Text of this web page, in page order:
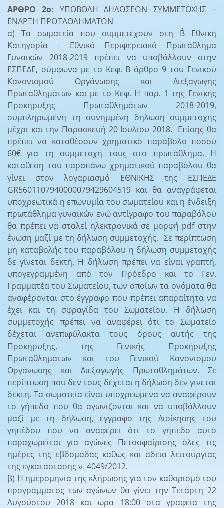
ΑΡΘΡΟ 2ο: ΥΠΟΒΟΛΗ ΔΗΛΩΣΕΩΝ ΣΥΜΜΕΤΟΧΗΣ –
ΕΝΑΡΞΗ ΠΡΩΤΑΘΛΗΜΑΤΩΝ
α) Τα σωματεία που συμμετέχουν στη Β΄ Εθνική
Κατηγορία - Εθνικό Περιφερειακό Πρωτάθλημα
Γυναικών 2018-2019 πρέπει να υποβάλλουν στην
ΕΣΠΕΔΕ, σύμφωνα με το Κεφ. Β άρθρο 9 του Γενικού
Κανονισμού Οργάνωσης και Διεξαγωγής
Πρωταθλημάτων και με το Κεφ. Η παρ. 1 της Γενικής
Προκήρυξης Πρωταθλημάτων 2018-2019,
συμπληρωμένη τη συνημμένη δήλωση συμμετοχής
μέχρι και την Παρασκευή 20 Ιουλίου 2018. Επίσης θα
πρέπει να καταθέσουν χρηματικό παράβολο ποσού
60€ για τη συμμετοχή τους στο πρωτάθλημα. Η
κατάθεση του παραπάνω χρηματικού παραβόλου θα
γίνει στον λογαριασμό ΕΘΝΙΚΗΣ της ΕΣΠΕΔΕ
GR5601107940000079429604519 και θα αναγράφεται
υποχρεωτικά η επωνυμία του σωματείου και η ένδειξη
πρωτάθλημα γυναικών ενώ αντίγραφο του παραβόλου
θα πρέπει να σταλεί ηλεκτρονικά σε μορφή pdf στην
ένωση μαζί με τη δήλωση συμμετοχής. Σε περίπτωση
μη καταβολής του παραβόλου η δήλωση συμμετοχής
δε γίνεται δεκτή. Η δήλωση πρέπει να είναι γραπτή,
υπογεγραμμένη από τον Πρόεδρο και το Γεν.
Γραμματέα του Σωματείου, των οποίων τα ονόματα θα
αναφέρονται στο έγγραφο που πρέπει απαραίτητα να
έχει και τη σφραγίδα του Σωματείου. Η δήλωση
συμμετοχής πρέπει να αναφέρει ότι το Σωματείο
δέχεται ανεπιφύλακτα τους όρους αυτής της
Προκήρυξης, της Γενικής Προκήρυξης
Πρωταθλημάτων και του Γενικού Κανονισμού
Οργάνωσης και Διεξαγωγής Πρωταθλημάτων. Σε
περίπτωση που δεν τους δέχεται η δήλωση δεν γίνεται
δεκτή. Τα σωματεία είναι υποχρεωμένα να αναφέρουν
το γήπεδο που θα αγωνίζονται και να υποβάλλουν
μαζί με τη δήλωση, έγγραφο της Διοίκησης του
γηπέδου που να αναφέρει ότι το γήπεδο αυτό
παραχωρείται για αγώνες Πετοσφαίρισης όλες τις
ημέρες της εβδομάδας καθώς και άδεια λειτουργίας
της εγκατάστασης ν. 4049/2012.
β) Η ημερομηνία της κλήρωσης για τον καθορισμό του
προγράμματος των αγώνων θα γίνει την Τετάρτη 22
Αυγούστου 2018 και ώρα 18:00 στα γραφεία της